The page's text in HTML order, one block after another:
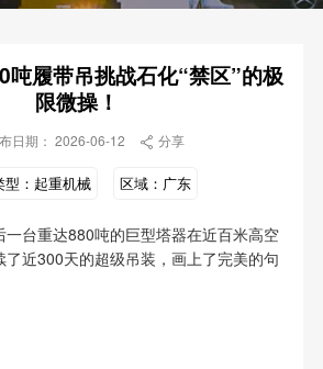
吨履带吊挑战石化“禁区”的极
限微操！
日期： 2026-06-12  分享
： 起重机械 区域： 广东
一台重达880吨的巨型塔器在近百米高空
近300天的超级吊装，画上了完美的句